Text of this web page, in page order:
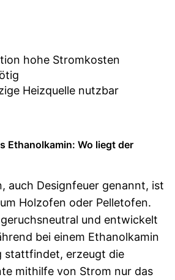
hohe Stromkosten
Heizquelle nutzbar
Ethanolkamin: Wo liegt der
auch Designfeuer genannt, ist
Holzofen oder Pelletofen.
und entwickelt
bei einem Ethanolkamin
stattfindet, erzeugt die
mithilfe von Strom nur das